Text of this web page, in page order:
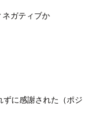
ガティブか
ずに感謝された（ポジ